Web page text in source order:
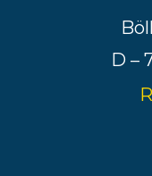
D –